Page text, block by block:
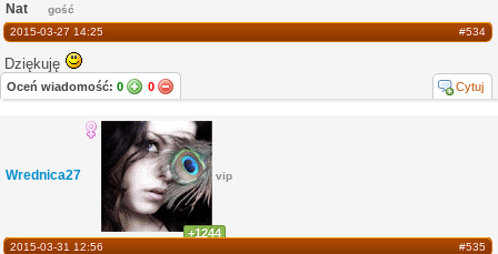
Nat
gość
#534
2015-03-27 14:25
Dziękuję
Oceń wiadomość: 0 0 Cytuj
Wrednica27
+1244
vip
#535
2015-03-31 12:56